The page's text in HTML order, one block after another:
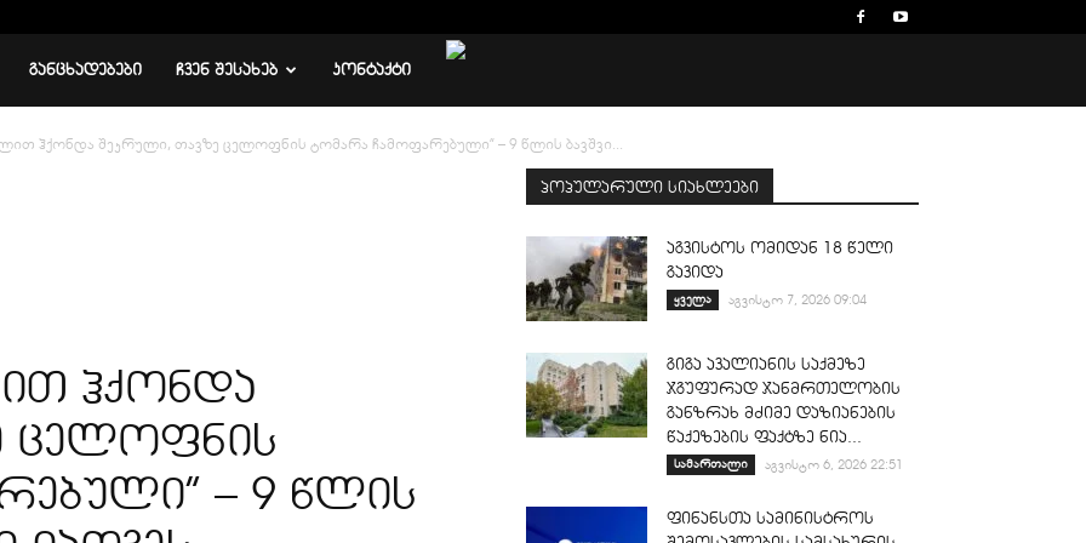
ᲒᲐᲜᲪᲮᲐᲓᲔᲑᲔᲑᲘ ᲩᲕᲔᲜ ᲨᲔᲡᲐᲮᲔᲑ ᲙᲝᲜᲢᲐᲥᲢᲘ
ჰქონდა შეკრული, თავზე ცელოფნის ტომარა ჩამოფარებული” – 9 წლის ბავშვი...
ჰქონდა
ცელოფნის
– 9 წლის
პოპულარული სიახლეები
აგვისტოს ომიდან 18 წელი
გავიდა
ყველა აგვისტო 7, 2026 09:04
გიგა ავალიანის საქმეზე
ჯგუფურად ჯანმრთელობის
განზრახ მძიმე დაზიანების
წაქეზების ფაქტზე ნია...
სამართალი აგვისტო 6, 2026 22:51
ფინანსთა სამინისტროს